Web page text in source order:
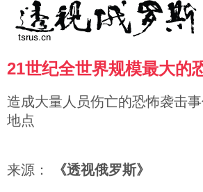
首页
国际
空军
海军
陆军
财经
商业
工业
文艺
教育
美食
图片新闻
高清图片
漫画
21世纪全世界规模最大的
造成大量人员伤亡的恐怖袭击
地点
来源： 《透视俄罗斯》